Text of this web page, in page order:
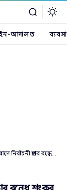
আদালত ব্যবসা
প্রচার বন্ধে শংকর ঘোষ